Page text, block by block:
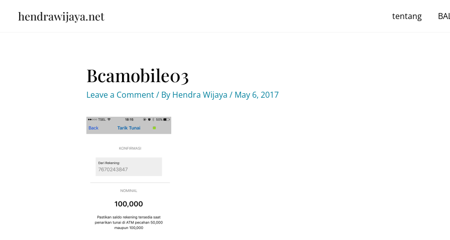
hendrawijaya.net tentang
Bcamobile03
Leave a Comment/ By Hendra Wijaya / May 6, 2017